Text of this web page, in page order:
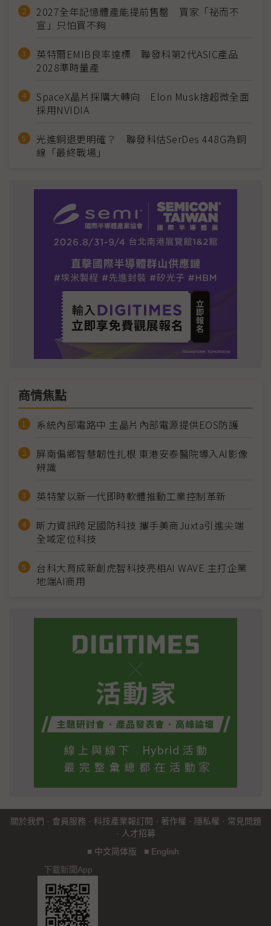
2027全年記憶體產能提前售罄 買家「祕而不
宣」只怕買不夠
英特爾EMIB良率達標 聯發科第2代ASIC產品
2028準時量產
SpaceX晶片採購大轉向 Elon Musk捨超微全面
採用NVIDIA
光進銅退更明確？ 聯發科估SerDes 448G為銅
線「最終戰場」
商情焦點
系統內部電路中 主晶片內部電源提供EOS防護
屏南偏鄉智慧韌性扎根 東港安泰醫院導入AI影像
辨識
英特蒙以新一代即時軟體推動工業控制革新
昕力資訊跨足國防科技 攜手美商Juxta引進尖端
全域定位科技
台科大育成新創虎智科技亮相AI WAVE 主打企業
地端AI商用
關於我們 · 會員服務 · 科技產業報訂閱 · 著作權 · 隱私權 · 常見問題
· 人才招募
■ 中文简体版 ■ English
下載新聞App